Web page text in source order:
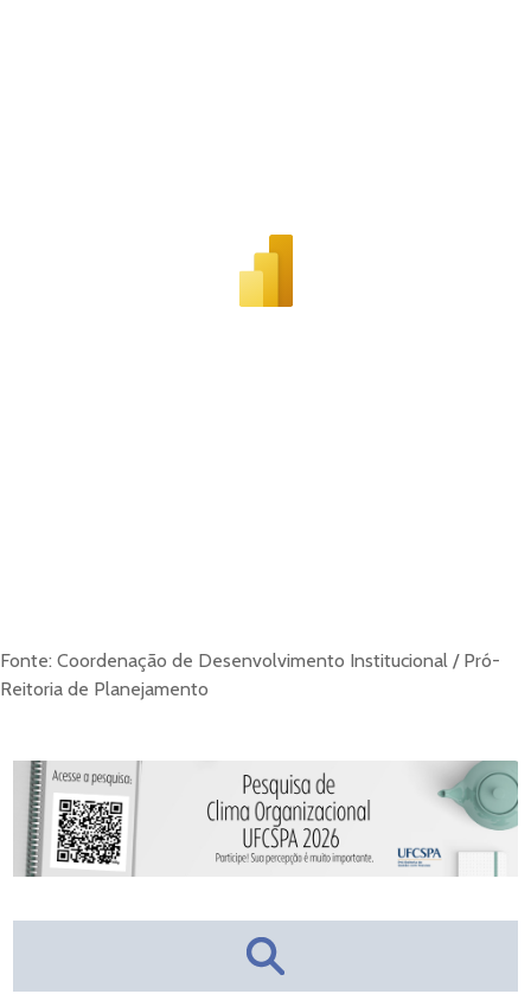
Fonte: Coordenação de Desenvolvimento Institucional / Pró-
Reitoria de Planejamento